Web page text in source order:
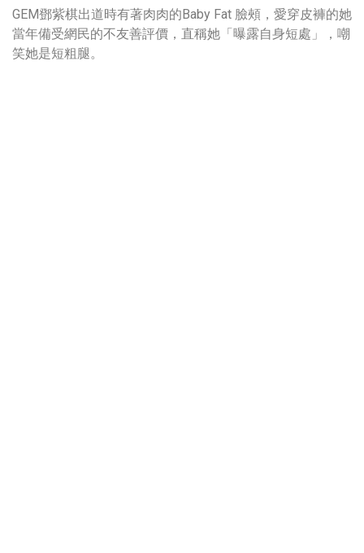
GEM鄧紫棋出道時有著肉肉的Baby Fat 臉頰，愛穿皮褲的她
當年備受網民的不友善評價，直稱她「曝露自身短處」，嘲
笑她是短粗腿。